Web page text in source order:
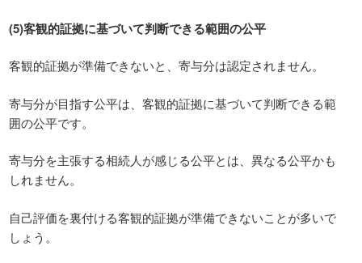
(5)客観的証拠に基づいて判断できる範囲の公平
客観的証拠が準備できないと、寄与分は認定されません。
寄与分が目指す公平は、客観的証拠に基づいて判断できる範
囲の公平です。
寄与分を主張する相続人が感じる公平とは、異なる公平かも
しれません。
自己評価を裏付ける客観的証拠が準備できないことが多いで
しょう。